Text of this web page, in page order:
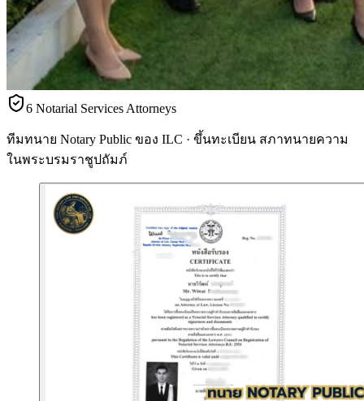
6 Notarial Services Attorneys
ทีมทนาย Notary Public ของ ILC · ขึ้นทะเบียน สภาทนายความ
ในพระบรมราชูปถัมภ์